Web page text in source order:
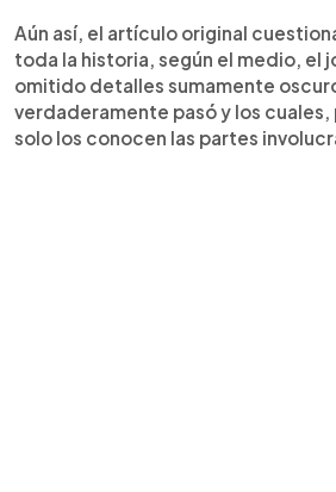
Aún así, el artículo original
toda la historia, según el medio, el
omitido detalles sumamente
verdaderamente pasó y los
solo los conocen las partes